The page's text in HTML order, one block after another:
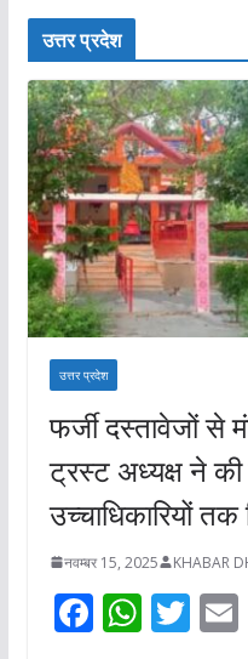
उत्तर प्रदेश
उत्तर प्रदेश
फर्जी दस्तावेजों से
ट्रस्ट अध्यक्ष ने
उच्चाधिकारियों
नवम्बर 15, 2025 KHABAR
F W T E